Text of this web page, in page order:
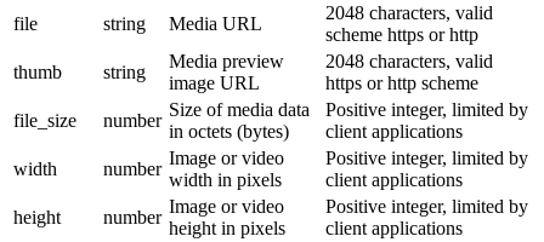
file string Media URL
2048 characters, valid
scheme https or http
thumb
string
Media preview
image URL
2048 characters, valid
https or http scheme
file_size
number
Size of media data
in octets (bytes)
Positive integer, limited by
client applications
width
number
Image or video
width in pixels
Positive integer, limited by
client applications
height
number
Image or video
height in pixels
Positive integer, limited by
client applications